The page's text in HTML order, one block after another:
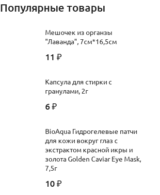
Популярные товары
Мешочек из органзы
"Лаванда", 7см*16,5см
11 ₽
Капсула для стирки с
гранулами, 2г
6 ₽
BioAqua Гидрогелевые патчи
для кожи вокруг глаз c
экстрактом красной икры и
золота Golden Caviar Eye Mask,
7,5г
10 ₽